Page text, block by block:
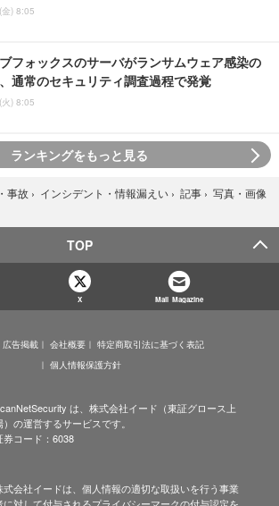
) 8:05
フォックスのサーバがランサムウェア感染の
通常のセキュリティ調査過程で発覚
) 8:05
ランキングをもっと見る
事故 › インシデント・情報漏えい › 記事 › 写真・画像
TOP
X Mail Magazine
広告掲載 会社概要
特定商取引法に基づく表記
個人情報保護方針
は、株式会社イード（東証グロース上
）の運営するサービスです。
券コード：6038
式会社イードは、個人情報の適切な取扱いを行う事業